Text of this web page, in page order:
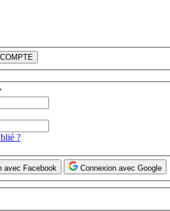
?
avec Facebook Connexion avec Google